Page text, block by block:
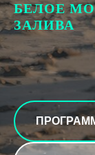
БЕЛОЕ
ЗАЛИВА